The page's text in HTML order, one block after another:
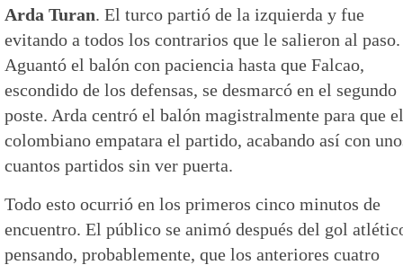
Arda Turan. El turco partió de la izquierda y fue
evitando a todos los contrarios que le salieron al paso.
Aguantó el balón con paciencia hasta que Falcao,
escondido de los defensas, se desmarcó en el segundo
poste. Arda centró el balón magistralmente para que el
colombiano empatara el partido, acabando así con
cuantos partidos sin ver puerta.
Todo esto ocurrió en los primeros cinco minutos de
encuentro. El público se animó después del gol
pensando, probablemente, que los anteriores cuatro